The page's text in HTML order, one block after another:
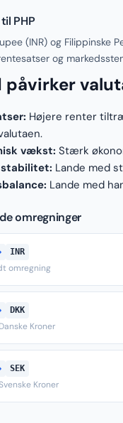
PHP
(INR) og Filippinske
og
påvirker
Højere renter
vækst: Stærk
Lande med
Lande med
omregninger
INR
omregning
DKK
Kroner
SEK
Kroner